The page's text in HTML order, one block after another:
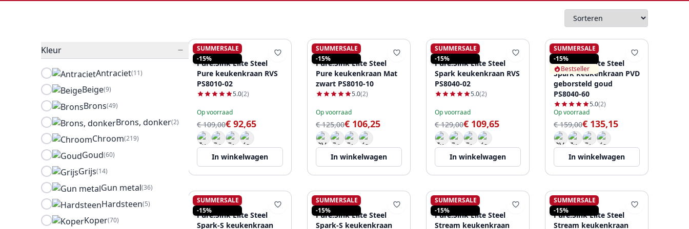
Kleur
Antraciet(11)
Beige(9)
Brons(49)
Brons, donker(2)
Chroom(219)
Goud(60)
Grijs(14)
Gun metal(36)
Hardsteen(5)
Koper(70)
SUMMERSALE
-15%
PURE.SINK
Pure.Sink Elite Steel
Pure keukenkraan RVS
PS8010-02
5.0(2)
Op voorraad
€ 109,00€ 92,65
In winkelwagen
SUMMERSALE
-15%
PURE.SINK
Pure.Sink Elite Steel
Pure keukenkraan Mat
zwart PS8010-10
5.0(2)
Op voorraad
€ 125,00€ 106,25
In winkelwagen
SUMMERSALE
-15%
PURE.SINK
Pure.Sink Elite Steel
Spark keukenkraan RVS
PS8040-02
5.0(2)
Op voorraad
€ 129,00€ 109,65
In winkelwagen
SUMMERSALE
-15%
Bestseller
PURE.SINK
Pure.Sink Elite Steel
Spark keukenkraan PVD
geborsteld goud
PS8040-60
5.0(2)
Op voorraad
€ 159,00€ 135,15
In winkelwagen
SUMMERSALE
-15%
PURE.SINK
Pure.Sink Elite Steel
Spark-S keukenkraan
SUMMERSALE
-15%
PURE.SINK
Pure.Sink Elite Steel
Spark-S keukenkraan
SUMMERSALE
-15%
PURE.SINK
Pure.Sink Elite Steel
Stream keukenkraan
SUMMERSALE
-15%
PURE.SINK
Pure.Sink Elite Steel
Stream keukenkraan